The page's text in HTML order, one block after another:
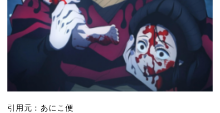
引用元：あにこ便